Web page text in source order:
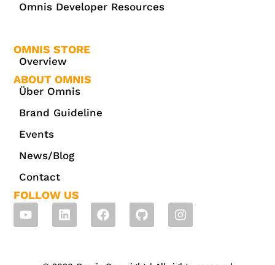
Omnis Developer Resources
OMNIS STORE
Overview
ABOUT OMNIS
Über Omnis
Brand Guideline
Events
News/Blog
Contact
FOLLOW US